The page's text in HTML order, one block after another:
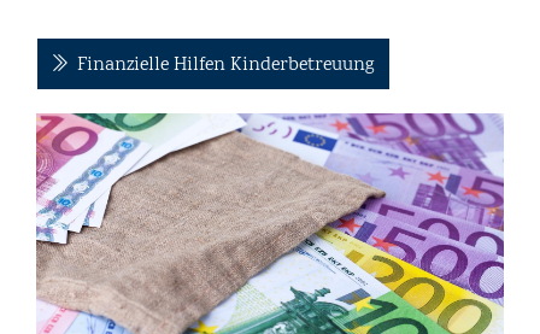
Finanzielle Hilfen Kinderbetreuung